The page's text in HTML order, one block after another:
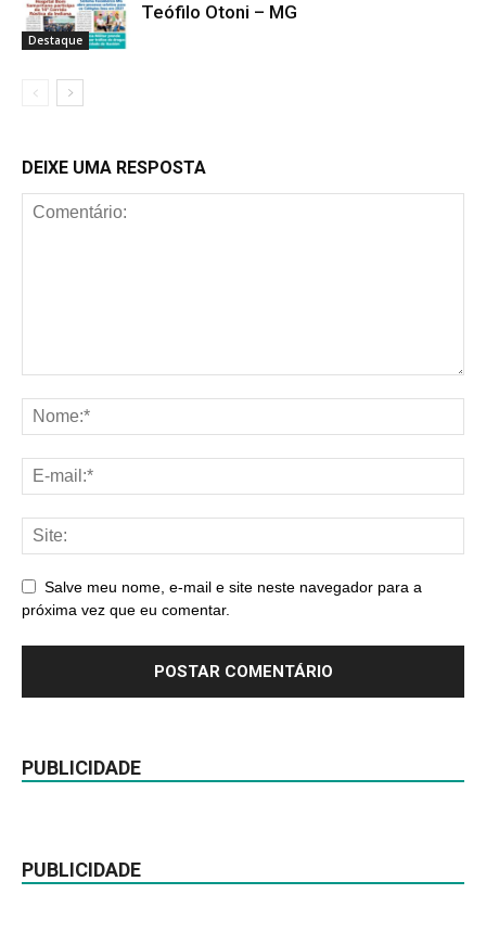
Destaque
Teófilo Otoni – MG
DEIXE UMA RESPOSTA
Salve meu nome, e-mail e site neste navegador para a
próxima vez que eu comentar.
PUBLICIDADE
PUBLICIDADE